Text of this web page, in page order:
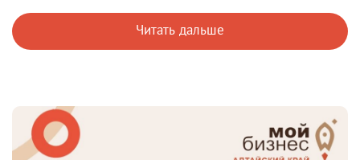
Читать дальше